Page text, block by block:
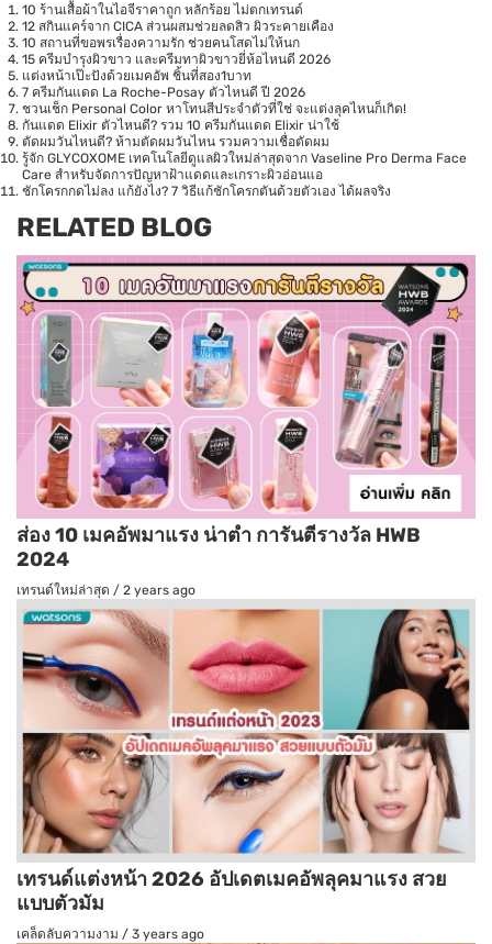
10 ร้านเสื้อผ้าในไอจีราคาถูก หลักร้อย ไม่ตกเทรนด์
12 สกินแคร์จาก CICA ส่วนผสมช่วยลดสิว ผิวระคายเคือง
10 สถานที่ขอพรเรื่องความรัก ช่วยคนโสดไม่ให้นก
15 ครีมบำรุงผิวขาว และครีมทาผิวขาวยี่ห้อไหนดี 2026
แต่งหน้าเป๊ะปังด้วยเมคอัพ ชิ้นที่สอง1บาท
7 ครีมกันแดด La Roche-Posay ตัวไหนดี ปี 2026
ชวนเช็ก Personal Color หาโทนสีประจำตัวที่ใช่ จะแต่งลุคไหนก็เกิด!
กันแดด Elixir ตัวไหนดี? รวม 10 ครีมกันแดด Elixir น่าใช้
ตัดผมวันไหนดี? ห้ามตัดผมวันไหน รวมความเชื่อตัดผม
รู้จัก GLYCOXOME เทคโนโลยีดูแลผิวใหม่ล่าสุดจาก Vaseline Pro Derma Face
Care สำหรับจัดการปัญหาฝ้าแดดและเกราะผิวอ่อนแอ
ชักโครกกดไม่ลง แก้ยังไง? 7 วิธีแก้ชักโครกตันด้วยตัวเอง ได้ผลจริง
RELATED BLOG
ส่อง 10 เมคอัพมาแรง น่าตำ การันตีรางวัล HWB
2024
เทรนด์ใหม่ล่าสุด / 2 years ago
เทรนด์แต่งหน้า 2026 อัปเดตเมคอัพลุคมาแรง สวย
แบบตัวมัม
เคล็ดลับความงาม / 3 years ago